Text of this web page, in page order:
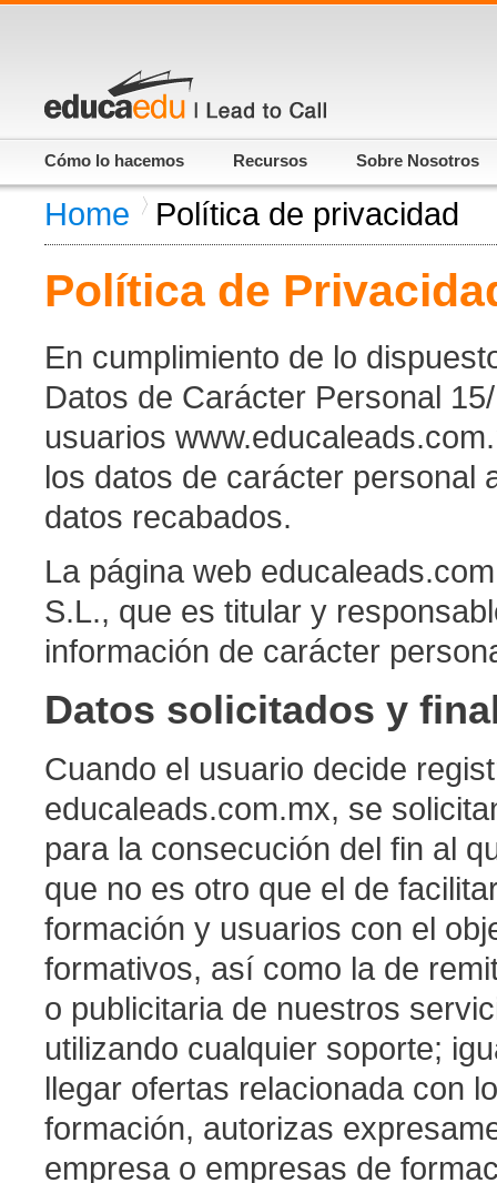
Cómo lo hacemos Recursos Sobre Nosotros
Home Política de privacidad
Política de
En cumplimiento de lo
Datos de Carácter Personal
usuarios
los datos de carácter personal
datos recabados.
La página web
S.L., que es titular y
información de carácter
Datos solicitados y
Cuando el usuario decide
educaleads.com.mx, se
para la consecución del fin al
que no es otro que el de
formación y usuarios con el
formativos, así como la de
o publicitaria de nuestros
utilizando cualquier soporte;
llegar ofertas relacionada con
formación, autorizas
empresa o empresas de